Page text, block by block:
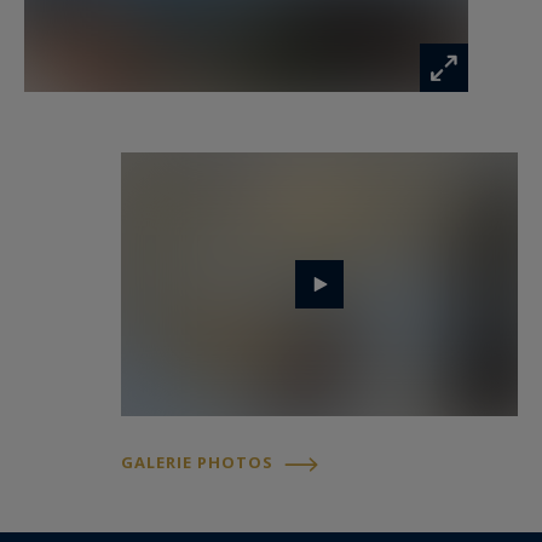
décoration sur mesure est également élégante
offrira de fantastiques moments en famille et
l’été, vous pourrez admirer les feux d’artifices qui
grâce aux luxueuses rénovations dont il a
GALERIE PHOTOS